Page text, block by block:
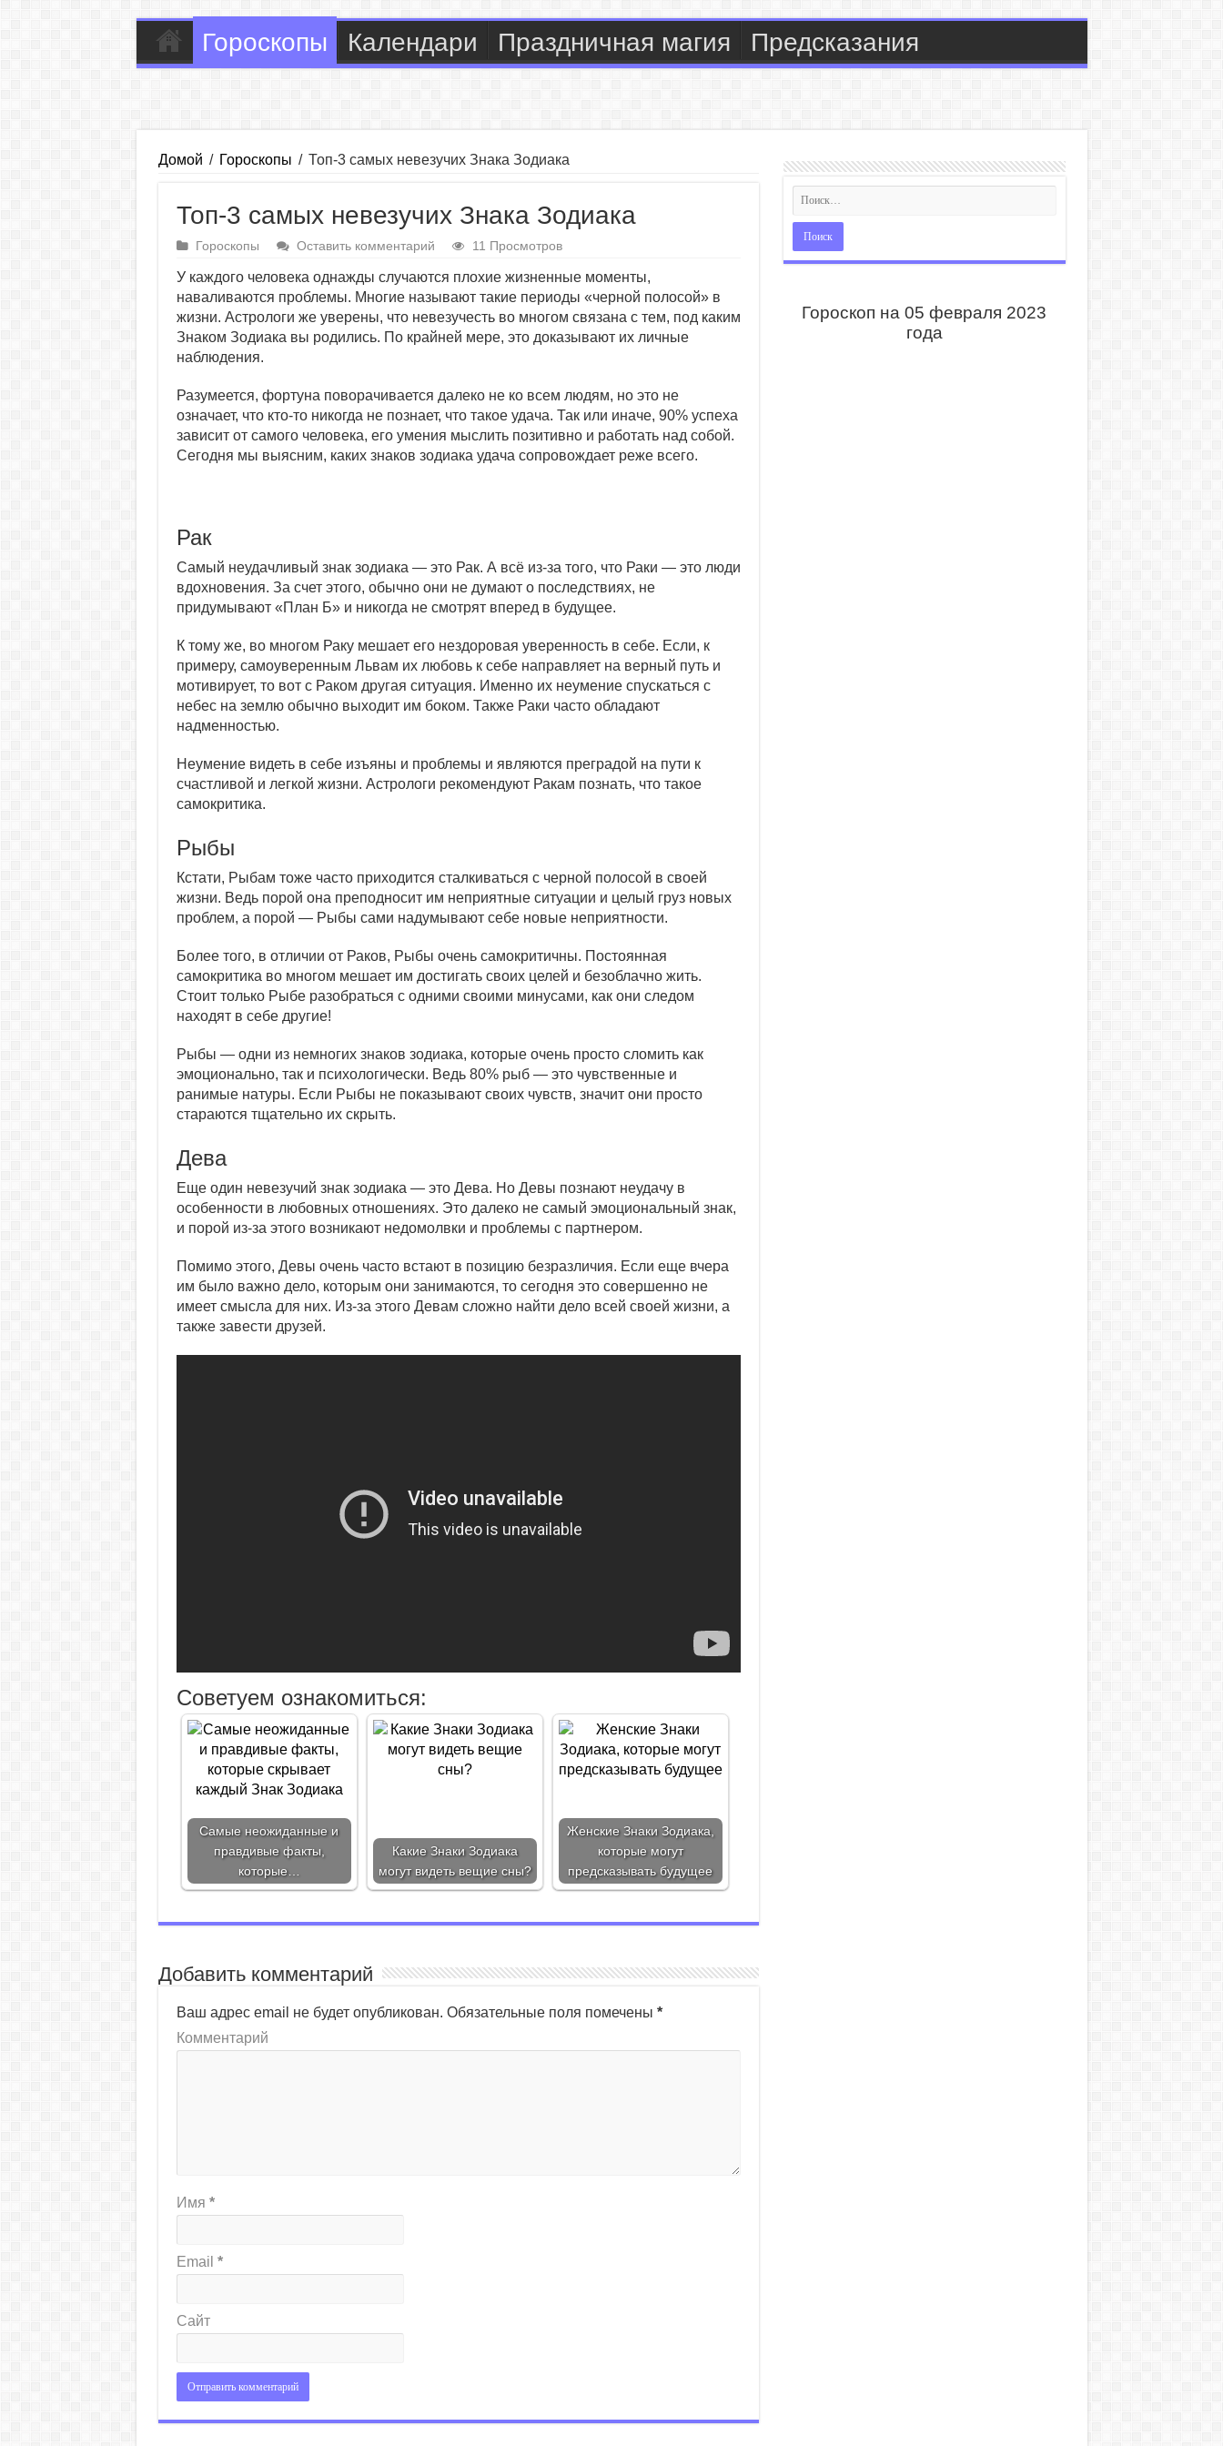
Гороскопы Календари Праздничная магия Предсказания
Домой / Гороскопы / Топ-3 самых невезучих Знака Зодиака
Топ-3 самых невезучих Знака Зодиака
Гороскопы Оставить комментарий 11 Просмотров
У каждого человека однажды случаются плохие жизненные моменты,
наваливаются проблемы. Многие называют такие периоды «черной полосой» в
жизни. Астрологи же уверены, что невезучесть во многом связана с тем, под каким
Знаком Зодиака вы родились. По крайней мере, это доказывают их личные
наблюдения.
Разумеется, фортуна поворачивается далеко не ко всем людям, но это не
означает, что кто-то никогда не познает, что такое удача. Так или иначе, 90% успеха
зависит от самого человека, его умения мыслить позитивно и работать над собой.
Сегодня мы выясним, каких знаков зодиака удача сопровождает реже всего.
Рак
Самый неудачливый знак зодиака — это Рак. А всё из-за того, что Раки — это люди
вдохновения. За счет этого, обычно они не думают о последствиях, не
придумывают «План Б» и никогда не смотрят вперед в будущее.
К тому же, во многом Раку мешает его нездоровая уверенность в себе. Если, к
примеру, самоуверенным Львам их любовь к себе направляет на верный путь и
мотивирует, то вот с Раком другая ситуация. Именно их неумение спускаться с
небес на землю обычно выходит им боком. Также Раки часто обладают
надменностью.
Неумение видеть в себе изъяны и проблемы и являются преградой на пути к
счастливой и легкой жизни. Астрологи рекомендуют Ракам познать, что такое
самокритика.
Рыбы
Кстати, Рыбам тоже часто приходится сталкиваться с черной полосой в своей
жизни. Ведь порой она преподносит им неприятные ситуации и целый груз новых
проблем, а порой — Рыбы сами надумывают себе новые неприятности.
Более того, в отличии от Раков, Рыбы очень самокритичны. Постоянная
самокритика во многом мешает им достигать своих целей и безоблачно жить.
Стоит только Рыбе разобраться с одними своими минусами, как они следом
находят в себе другие!
Рыбы — одни из немногих знаков зодиака, которые очень просто сломить как
эмоционально, так и психологически. Ведь 80% рыб — это чувственные и
ранимые натуры. Если Рыбы не показывают своих чувств, значит они просто
стараются тщательно их скрыть.
Дева
Еще один невезучий знак зодиака — это Дева. Но Девы познают неудачу в
особенности в любовных отношениях. Это далеко не самый эмоциональный знак,
и порой из-за этого возникают недомолвки и проблемы с партнером.
Помимо этого, Девы очень часто встают в позицию безразличия. Если еще вчера
им было важно дело, которым они занимаются, то сегодня это совершенно не
имеет смысла для них. Из-за этого Девам сложно найти дело всей своей жизни, а
также завести друзей.
Советуем ознакомиться:
Самые неожиданные и
правдивые факты,
которые…
Какие Знаки Зодиака
могут видеть вещие сны?
Женские Знаки Зодиака,
которые могут
предсказывать будущее
Добавить комментарий
Ваш адрес email не будет опубликован. Обязательные поля помечены *
Комментарий
Имя *
Email *
Сайт
Гороскоп на 05 февраля 2023
года